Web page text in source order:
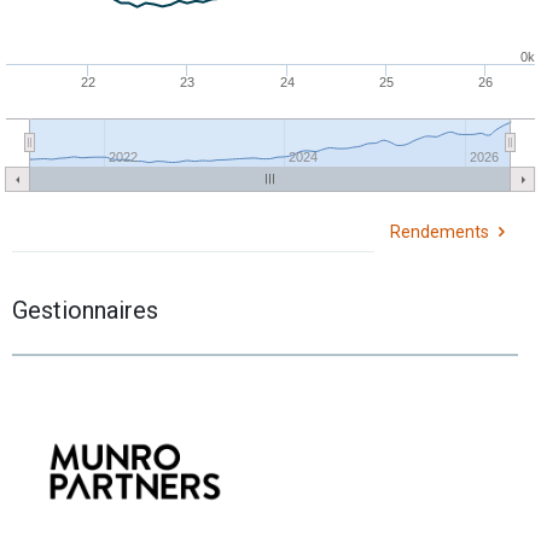
22 23 24 25 26
2022 2024 2026
0k
Rendements
Gestionnaires